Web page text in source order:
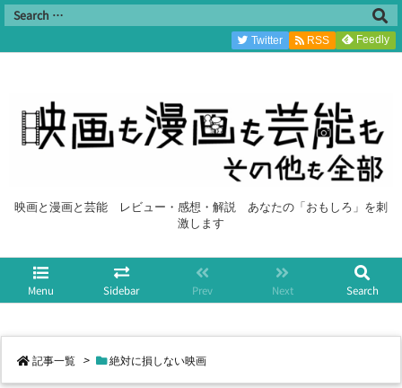
映画と漫画と芸能 レビュー・感想・解説 あなたの「おもしろ」を刺
激します
Menu Sidebar Prev Next Search
Twitter RSS Feedly
記事一覧 > 絶対に損しない映画